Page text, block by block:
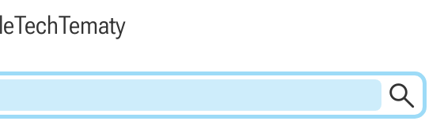
TechTematy
